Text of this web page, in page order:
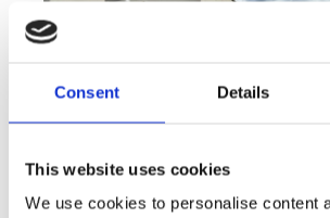
Consent Details
This website uses cookies
We use cookies to personalise content